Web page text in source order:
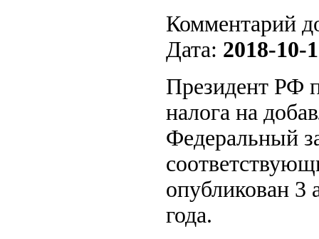
Комментарий
Дата: 2018-10-
Президент РФ
налога на
Федеральный
опубликован 3
года.